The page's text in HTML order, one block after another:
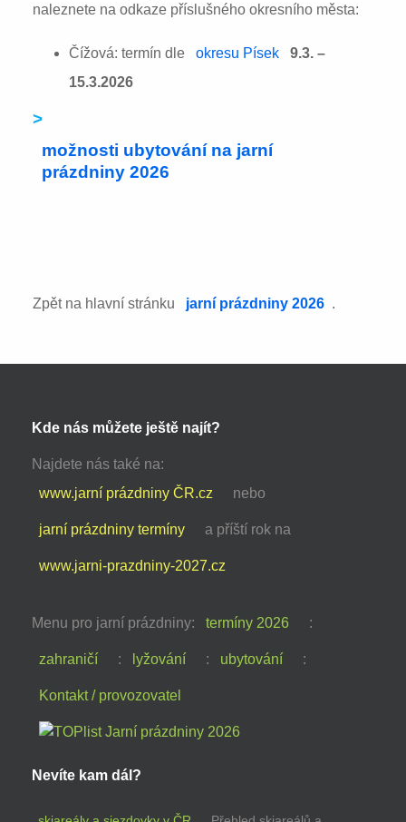
naleznete na odkaze příslušného okresního města:
Čížová: termín dle okresu Písek
9.3. –
15.3.2026
>
možnosti ubytování na jarní
prázdniny 2026
Zpět na hlavní stránku jarní prázdniny 2026 .
Kde nás můžete ještě najít?
Najdete nás také na:
www.jarní prázdniny ČR.cz
nebo
jarní prázdniny termíny a příští rok na
www.jarni-prazdniny-2027.cz
Menu pro jarní prázdniny: termíny 2026 :
zahraničí : lyžování : ubytování :
Kontakt / provozovatel
Nevíte kam dál?